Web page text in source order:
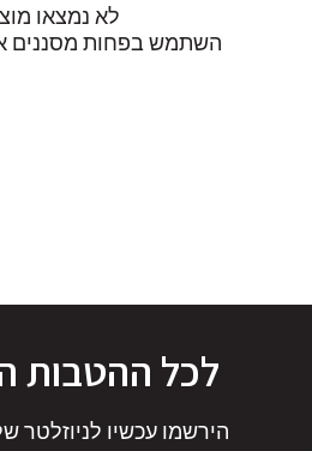
לא נמצאו
השתמש בפחות מסננים
לכל ההטבות
הירשמו עכשיו לניוזלטר